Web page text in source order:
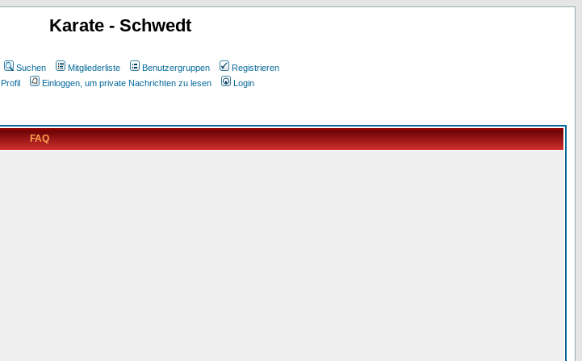
Karate - Schwedt
Suchen Mitgliederliste Benutzergruppen
Registrieren
Profil
Einloggen, um private Nachrichten zu lesen Login
FAQ